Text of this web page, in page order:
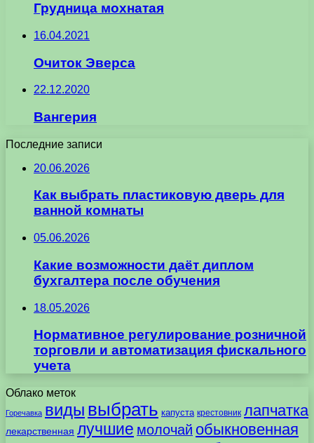
Грудница мохнатая
16.04.2021
Очиток Эверса
22.12.2020
Вангерия
Последние записи
20.06.2026
Как выбрать пластиковую дверь для
ванной комнаты
05.06.2026
Какие возможности даёт диплом
бухгалтера после обучения
18.05.2026
Нормативное регулирование розничной
торговли и автоматизация фискального
учета
Облако меток
Горечавка виды выбрать капуста крестовник лапчатка
лекарственная лучшие молочай обыкновенная